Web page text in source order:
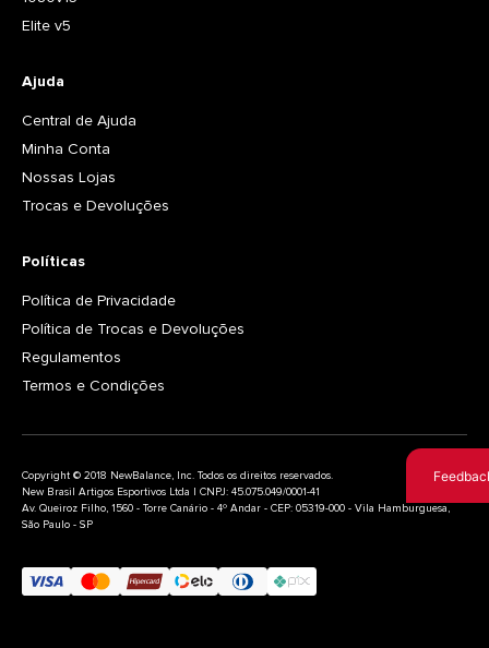
Elite v5
Ajuda
Central de Ajuda
Minha Conta
Nossas Lojas
Trocas e Devoluções
Políticas
Política de Privacidade
Política de Trocas e Devoluções
Regulamentos
Termos e Condições
Copyright © 2018 NewBalance, Inc. Todos os direitos reservados.
New Brasil Artigos Esportivos Ltda | CNPJ: 45.075.049/0001-41
Av. Queiroz Filho, 1560 - Torre Canário - 4º Andar - CEP: 05319-000 - Vila Hamburguesa,
São Paulo - SP